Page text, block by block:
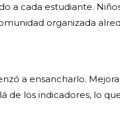
a cada estudiante.
organizada
a ensancharlo.
de los indicadores, lo